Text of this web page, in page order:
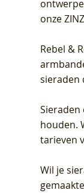
onze
Rebel &
sieraden
houden.
tarieven
Wil je